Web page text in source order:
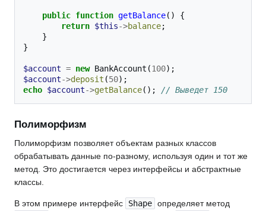
public function getBalance()
{
return $this->balance;
}
}
$account = new BankAccount (100);
$account->deposit (50);
echo $account->getBalance(); // Выведет 150
Полиморфизм
Полиморфизм позволяет объектам разных классов
обрабатывать данные по-разному, используя один и тот же
метод. Это достигается через интерфейсы и абстрактные
классы.
В этом примере интерфейс Shape определяет метод